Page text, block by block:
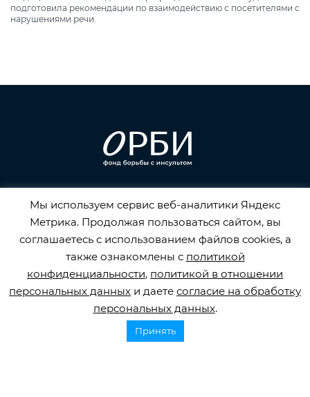
подготовила рекомендации по взаимодействию с посетителями с
нарушениями речи.
8 800 707 52 29
info@orbifond.ru
Подписаться
Мы используем сервис веб-аналитики Яндекс
Метрика. Продолжая пользоваться сайтом, вы
соглашаетесь с использованием файлов cookies, а
также ознакомлены с политикой
конфиденциальности, политикой в отношении
персональных данных и даете согласие на обработку
персональных данных.
Принять